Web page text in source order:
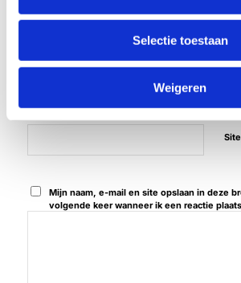
Selectie toestaan
Weigeren
Site
Mijn naam, e-mail en site opslaan in deze
volgende keer wanneer ik een reactie